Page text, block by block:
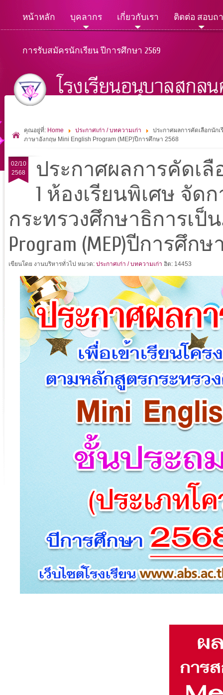
หน้าหลัก บุคลากร เกี่ยวกับเรา ติดต่อ สอบถ
การรับสมัครนักเรียน ปีการศึกษา 2569
คุณอยู่ที่: Home ประกาศเก่า / บทความเก่า
ประกาศผลการคัดเลือกนัก
ภาษาอังกฤษ Mini English Program (MEP)ปีการศึกษา 2568
02/10
2568
ประกาศผลการคัดเ
1 ห้องเรียนพิเศษ จัด
กระทรวงศึกษาธิการเป็
Program (MEP)ปีการศึกษ
เขียนโดย งานบริหารทั่วไป หมวด: ประกาศเก่า / บทความเก่า ฮิต: 14453